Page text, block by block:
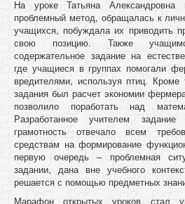
На уроке Татьяна Александровна
проблемный метод, обращалась к
учащихся, побуждала их приводить
свою позицию. Также
содержательное задание на
где учащиеся в группах помогали
вредителями, используя птиц.
задания был расчет экономии
позволило поработать над
Разработанное учителем задание
грамотность отвечало всем
средствам на формирование
первую очередь – проблемная
задании, дана вне учебного
решается с помощью предметных
Марафон открытых уроков стал